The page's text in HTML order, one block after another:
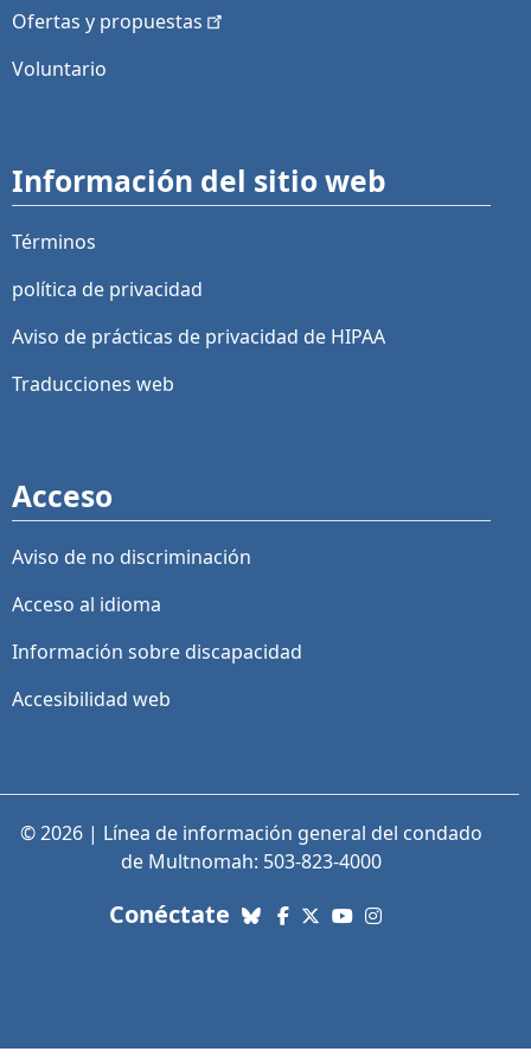
Ofertas y propuestas
Voluntario
Información del sitio web
Términos
política de privacidad
Aviso de prácticas de privacidad de HIPAA
Traducciones web
Acceso
Aviso de no discriminación
Acceso al idioma
Información sobre discapacidad
Accesibilidad web
© 2026 | Línea de información general del condado
de Multnomah: 503-823-4000
Conéctate con nosotros. Enlaces a
Bluesky
Facebook
X (Twitter)
YouTube
Instagram